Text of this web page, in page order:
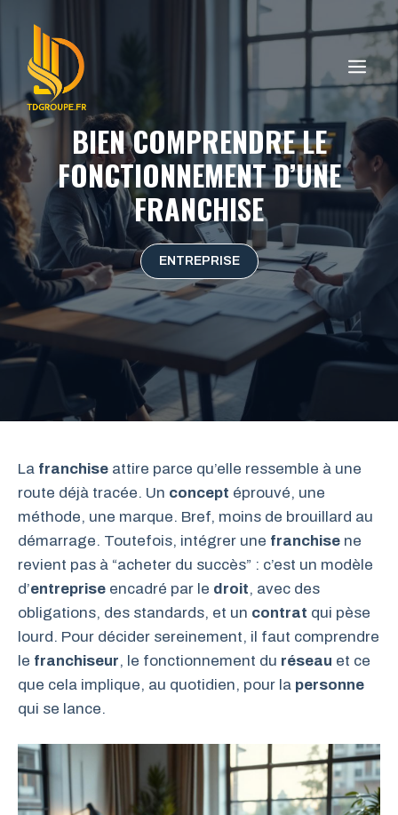
contenu
BIEN COMPRENDRE LE
FONCTIONNEMENT D’UNE
FRANCHISE
ENTREPRISE
La franchise attire parce qu’elle ressemble à une
route déjà tracée. Un concept éprouvé, une
méthode, une marque. Bref, moins de brouillard au
démarrage. Toutefois, intégrer une franchise ne
revient pas à “acheter du succès” : c’est un modèle
d’entreprise encadré par le droit, avec des
obligations, des standards, et un contrat qui pèse
lourd. Pour décider sereinement, il faut comprendre
le franchiseur, le fonctionnement du réseau et ce
que cela implique, au quotidien, pour la personne
qui se lance.